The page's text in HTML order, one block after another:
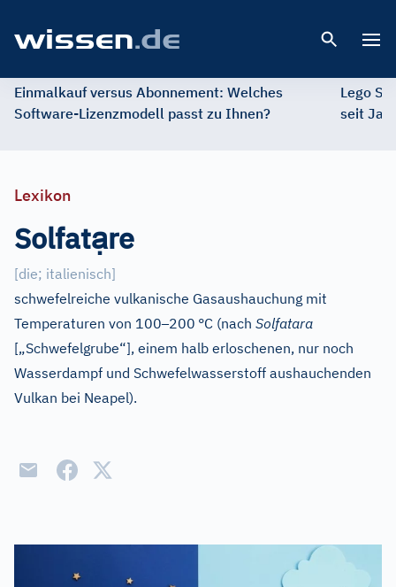
Einmalkauf versus Abonnement: Welches
Software-Lizenzmodell passt zu Ihnen?
Lego
seit
Lexikon
Solfatạre
[die; italienisch]
schwefelreiche vulkanische Gasaushauchung mit
Temperaturen von 100–200 °C (nach Solfatara
[„Schwefelgrube“], einem halb erloschenen, nur noch
Wasserdampf und Schwefelwasserstoff aushauchenden
Vulkan bei Neapel).